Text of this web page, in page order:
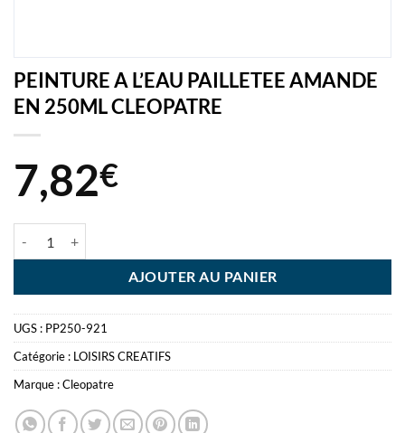
PEINTURE A L’EAU PAILLETEE AMANDE
EN 250ML CLEOPATRE
7,82€
AJOUTER AU PANIER
UGS : PP250-921
Catégorie : LOISIRS CREATIFS
Marque :Cleopatre